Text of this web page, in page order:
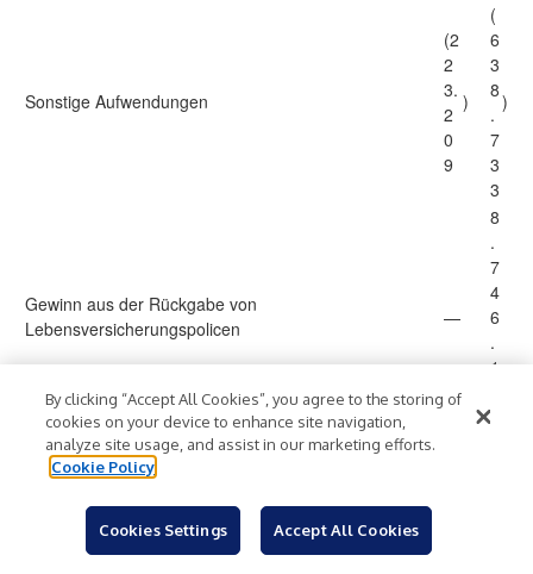
Sonstige Aufwendungen
(2
2
3.
2
0
9
)
(
6
3
8
.
7
3
3
)
Gewinn aus der Rückgabe von
Lebensversicherungspolicen
—
8
.
7
4
6
.
1
Summe sonstiger Erträge
By clicking “Accept All Cookies”, you agree to the storing of
cookies on your device to enhance site navigation,
analyze site usage, and assist in our marketing efforts.
Cookie Policy
Cookies Settings Accept All Cookies